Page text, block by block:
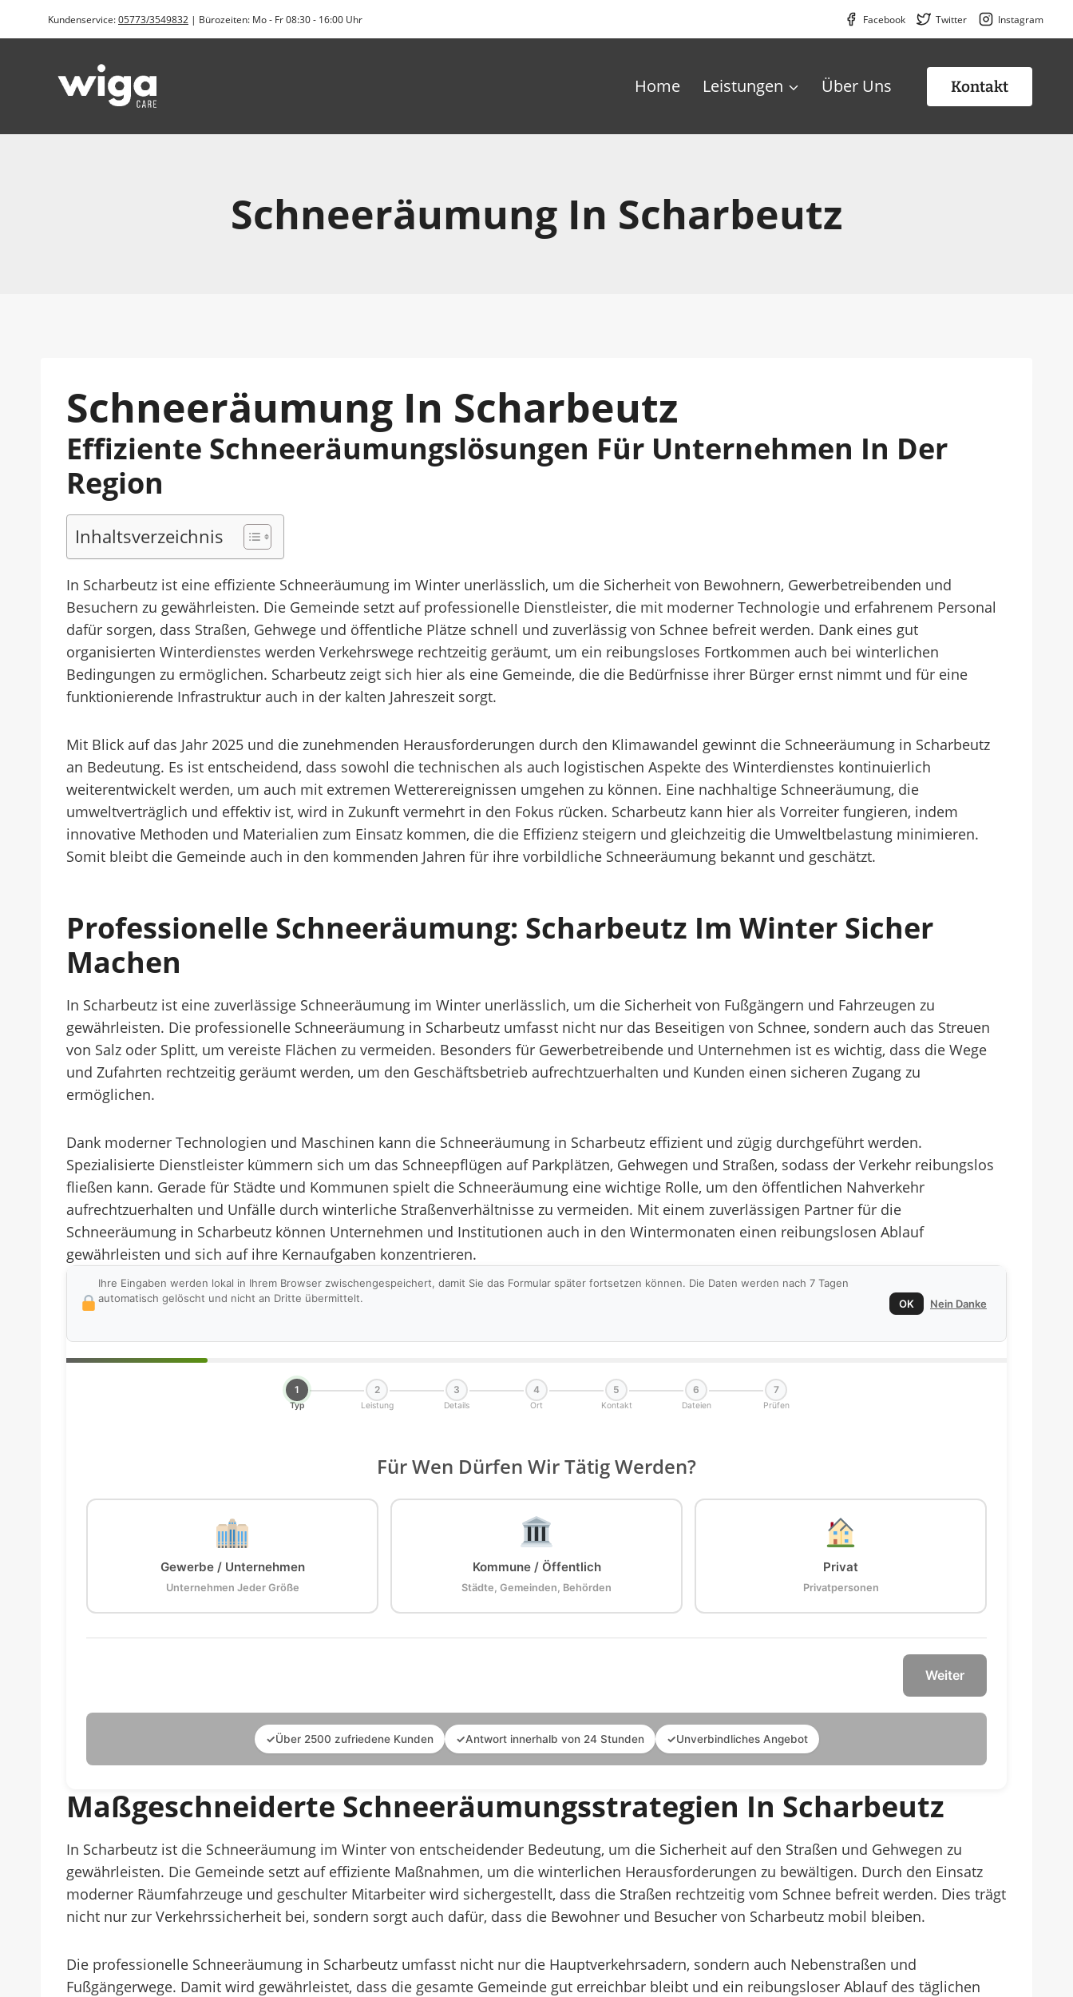
Kundenservice:05773/3549832 | Bürozeiten: Mo - Fr 08:30 - 16:00 Uhr Facebook Twitter Instagram
Home Leistungen Über Uns Kontakt
Schneeräumung In Scharbeutz
Schneeräumung In Scharbeutz
Effiziente Schneeräumungslösungen Für Unternehmen In Der
Region
Inhaltsverzeichnis
In Scharbeutz ist eine effiziente Schneeräumung im Winter unerlässlich, um die Sicherheit von Bewohnern, Gewerbetreibenden und
Besuchern zu gewährleisten. Die Gemeinde setzt auf professionelle Dienstleister, die mit moderner Technologie und erfahrenem Personal
dafür sorgen, dass Straßen, Gehwege und öffentliche Plätze schnell und zuverlässig von Schnee befreit werden. Dank eines gut
organisierten Winterdienstes werden Verkehrswege rechtzeitig geräumt, um ein reibungsloses Fortkommen auch bei winterlichen
Bedingungen zu ermöglichen. Scharbeutz zeigt sich hier als eine Gemeinde, die die Bedürfnisse ihrer Bürger ernst nimmt und für eine
funktionierende Infrastruktur auch in der kalten Jahreszeit sorgt.
Mit Blick auf das Jahr 2025 und die zunehmenden Herausforderungen durch den Klimawandel gewinnt die Schneeräumung in Scharbeutz
an Bedeutung. Es ist entscheidend, dass sowohl die technischen als auch logistischen Aspekte des Winterdienstes kontinuierlich
weiterentwickelt werden, um auch mit extremen Wetterereignissen umgehen zu können. Eine nachhaltige Schneeräumung, die
umweltverträglich und effektiv ist, wird in Zukunft vermehrt in den Fokus rücken. Scharbeutz kann hier als Vorreiter fungieren, indem
innovative Methoden und Materialien zum Einsatz kommen, die die Effizienz steigern und gleichzeitig die Umweltbelastung minimieren.
Somit bleibt die Gemeinde auch in den kommenden Jahren für ihre vorbildliche Schneeräumung bekannt und geschätzt.
Professionelle Schneeräumung: Scharbeutz Im Winter Sicher
Machen
In Scharbeutz ist eine zuverlässige Schneeräumung im Winter unerlässlich, um die Sicherheit von Fußgängern und Fahrzeugen zu
gewährleisten. Die professionelle Schneeräumung in Scharbeutz umfasst nicht nur das Beseitigen von Schnee, sondern auch das Streuen
von Salz oder Splitt, um vereiste Flächen zu vermeiden. Besonders für Gewerbetreibende und Unternehmen ist es wichtig, dass die Wege
und Zufahrten rechtzeitig geräumt werden, um den Geschäftsbetrieb aufrechtzuerhalten und Kunden einen sicheren Zugang zu
ermöglichen.
Dank moderner Technologien und Maschinen kann die Schneeräumung in Scharbeutz effizient und zügig durchgeführt werden.
Spezialisierte Dienstleister kümmern sich um das Schneepflügen auf Parkplätzen, Gehwegen und Straßen, sodass der Verkehr reibungslos
fließen kann. Gerade für Städte und Kommunen spielt die Schneeräumung eine wichtige Rolle, um den öffentlichen Nahverkehr
aufrechtzuerhalten und Unfälle durch winterliche Straßenverhältnisse zu vermeiden. Mit einem zuverlässigen Partner für die
Schneeräumung in Scharbeutz können Unternehmen und Institutionen auch in den Wintermonaten einen reibungslosen Ablauf
gewährleisten und sich auf ihre Kernaufgaben konzentrieren.
Ihre Eingaben werden lokal in Ihrem Browser zwischengespeichert, damit Sie das Formular später fortsetzen können. Die Daten werden nach 7 Tagen
automatisch gelöscht und nicht an Dritte übermittelt.
OK Nein Danke
1
Typ
2
Leistung
3
Details
4
Ort
5
Kontakt
6
Dateien
7
Prüfen
Für Wen Dürfen Wir Tätig Werden?
Gewerbe / Unternehmen
Unternehmen Jeder Größe
Kommune / Öffentlich
Städte, Gemeinden, Behörden
Privat
Privatpersonen
Weiter
✓Über 2500 zufriedene Kunden ✓Antwort innerhalb von 24 Stunden ✓Unverbindliches Angebot
Maßgeschneiderte Schneeräumungsstrategien In Scharbeutz
In Scharbeutz ist die Schneeräumung im Winter von entscheidender Bedeutung, um die Sicherheit auf den Straßen und Gehwegen zu
gewährleisten. Die Gemeinde setzt auf effiziente Maßnahmen, um die winterlichen Herausforderungen zu bewältigen. Durch den Einsatz
moderner Räumfahrzeuge und geschulter Mitarbeiter wird sichergestellt, dass die Straßen rechtzeitig vom Schnee befreit werden. Dies trägt
nicht nur zur Verkehrssicherheit bei, sondern sorgt auch dafür, dass die Bewohner und Besucher von Scharbeutz mobil bleiben.
Die professionelle Schneeräumung in Scharbeutz umfasst nicht nur die Hauptverkehrsadern, sondern auch Nebenstraßen und
Fußgängerwege. Damit wird gewährleistet, dass die gesamte Gemeinde gut erreichbar bleibt und ein reibungsloser Ablauf des täglichen